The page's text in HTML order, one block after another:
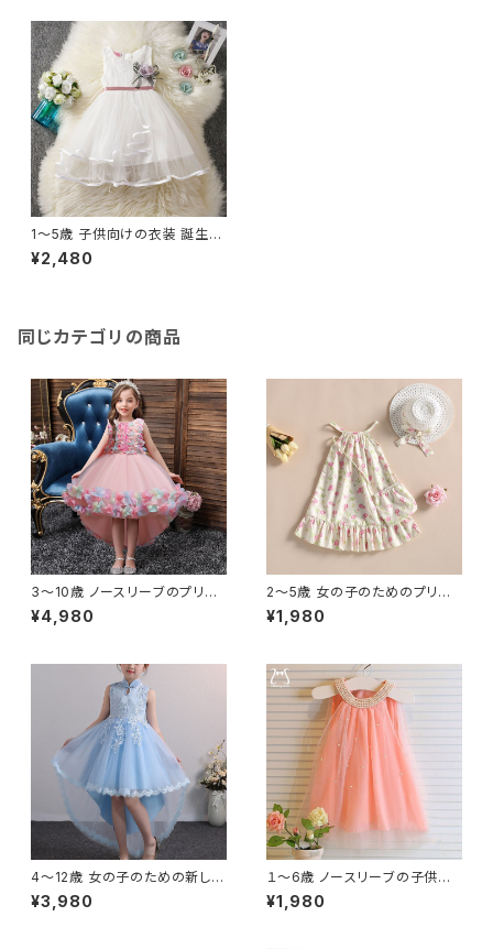
1〜5歳 子供向けの衣装 誕生日
パーティー プリンセスドレス 花
のメッシュ ノースリーブ 幼児向
¥2,480
同じカテゴリの商品
3〜10歳 ノースリーブのプリン
セスドレス 10代の女の子のため
の新しいデザイン 結婚式やパー
¥4,980
2〜5歳 女の子のためのプリン
セスドレス 5歳の子供のための
サマードレス 自由奔放に生きる
¥1,980
4〜12歳 女の子のための新しい
デザインの子供用ドレス チュー
ル エレガントなプリンセスドレ
¥3,980
１〜6歳 ノースリーブの子供用
サマードレス 幼児用サマードレ
ス 無地 誕生日パーティー用 メ
¥1,980